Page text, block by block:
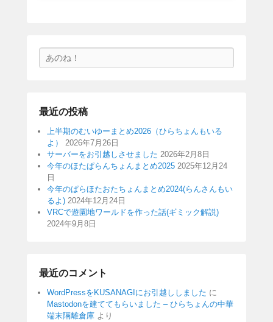
索
最近の投稿
上半期のむいゆーまとめ2026（ひらちょんもいる
よ）
2026年7月26日
サーバーをお引越しさせました 2026年2月8日
今年のほたぱらんちょんまとめ2025 2025年12月24
日
今年のぱらほたおたちょんまとめ2024(らんさんもい
るよ) 2024年12月24日
VRCで遊園地ワールドを作った話(ギミック解説)
2024年9月8日
最近のコメント
WordPressをKUSANAGIにお引越ししました に
Mastodonを建ててもらいました – ひらちょんの中華
端末隔離倉庫 より